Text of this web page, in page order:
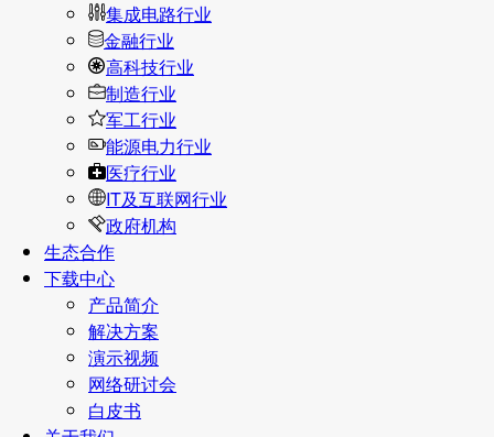
集成电路行业
金融行业
高科技行业
制造行业
军工行业
能源电力行业
医疗行业
IT及互联网行业
政府机构
生态合作
下载中心
产品简介
解决方案
演示视频
网络研讨会
白皮书